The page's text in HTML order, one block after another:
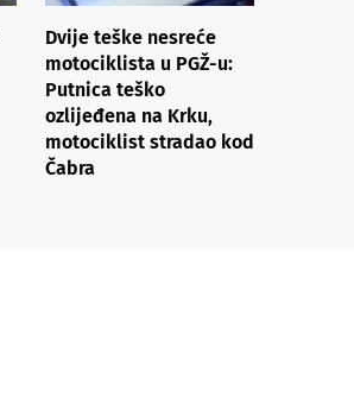
Dvije teške nesreće
motociklista u PGŽ-u:
Putnica teško
ozlijeđena na Krku,
motociklist stradao kod
Čabra